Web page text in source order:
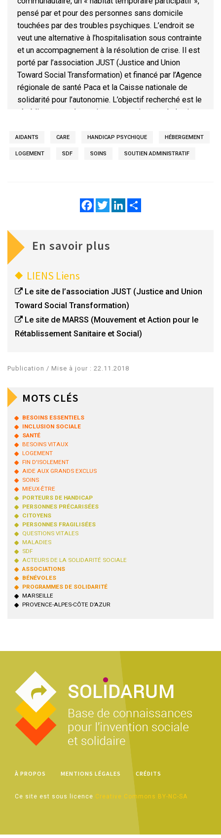
pensé par et pour des personnes sans domicile
touchées par des troubles psychiques. L’endroit se
veut une alternative à l’hospitalisation sous contrainte
et un accompagnement à la résolution de crise. Il est
porté par l’association JUST (Justice and Union
Toward Social Transformation) et financé par l’Agence
régionale de santé Paca et la Caisse nationale de
solidarité pour l’autonomie. L’objectif recherché est le
rétablissement, à savoir un apprentissage de la vie
pairs peuvent s’entraider, partager leur stratégie, afin
AIDANTS CARE HANDICAP PSYCHIQUE HÉBERGEMENT
LOGEMENT SDF SOINS SOUTIEN ADMINISTRATIF
FacebookTwitterLinkedIn
En savoir plus
LIENS Liens
Le site de l’association JUST (Justice and Union
Toward Social Transformation)
Le site de MARSS (Mouvement et Action pour le
Rétablissement Sanitaire et Social)
Publication / Mise à jour : 22.11.2018
MOTS CLÉS
BESOINS ESSENTIELS
INCLUSION SOCIALE
SANTÉ
BESOINS VITAUX
LOGEMENT
FIN D'ISOLEMENT
AIDE AUX GRANDS EXCLUS
SOINS
MIEUX-ÊTRE
PORTEURS DE HANDICAP
PERSONNES PRÉCARISÉES
CITOYENS
PERSONNES FRAGILISÉES
QUESTIONS VITALES
MALADIES
SDF
ACTEURS DE LA SOLIDARITÉ SOCIALE
ASSOCIATIONS
BÉNÉVOLES
PROGRAMMES DE SOLIDARITÉ
MARSEILLE
PROVENCE-ALPES-CÔTE D’AZUR
À PROPOS MENTIONS LÉGALES CRÉDITS
Ce site est sous licence Creative Commons BY-NC-SA